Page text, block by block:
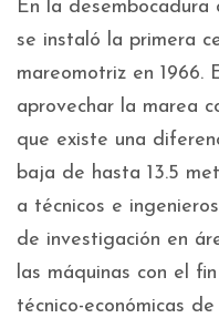
En la desembocadura
se instaló la primera
mareomotriz en 1966.
aprovechar la marea
que existe una
baja de hasta 13.5
a técnicos e
de investigación en
las máquinas con el
técnico-económicas